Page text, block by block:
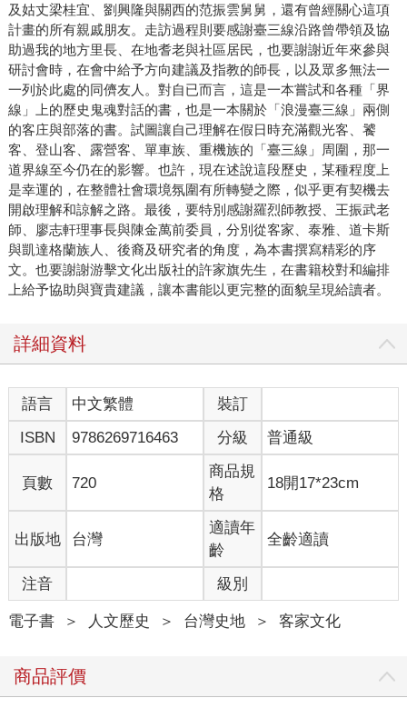
及姑丈梁桂宜、劉興隆與關西的范振雲舅舅，還有曾經關心這項
計畫的所有親戚朋友。走訪過程則要感謝臺三線沿路曾帶領及協
助過我的地方里長、在地耆老與社區居民，也要謝謝近年來參與
研討會時，在會中給予方向建議及指教的師長，以及眾多無法一
一列於此處的同儕友人。對自已而言，這是一本嘗試和各種「界
線」上的歷史鬼魂對話的書，也是一本關於「浪漫臺三線」兩側
的客庄與部落的書。試圖讓自己理解在假日時充滿觀光客、饕
客、登山客、露營客、單車族、重機族的「臺三線」周圍，那一
道界線至今仍在的影響。也許，現在述說這段歷史，某種程度上
是幸運的，在整體社會環境氛圍有所轉變之際，似乎更有契機去
開啟理解和諒解之路。最後，要特別感謝羅烈師教授、王振武老
師、廖志軒理事長與陳金萬前委員，分別從客家、泰雅、道卡斯
與凱達格蘭族人、後裔及研究者的角度，為本書撰寫精彩的序
文。也要謝謝游擊文化出版社的許家旗先生，在書籍校對和編排
上給予協助與寶貴建議，讓本書能以更完整的面貌呈現給讀者。
詳細資料
語言 中文繁體
裝訂
ISBN
9786269716463 分級 普通級
頁數 720
商品規
格
18開17*23cm
出版地 台灣
適讀年
齡
全齡適讀
注音 級別
電子書 ＞ 人文歷史 ＞ 台灣史地 ＞ 客家文化
商品評價